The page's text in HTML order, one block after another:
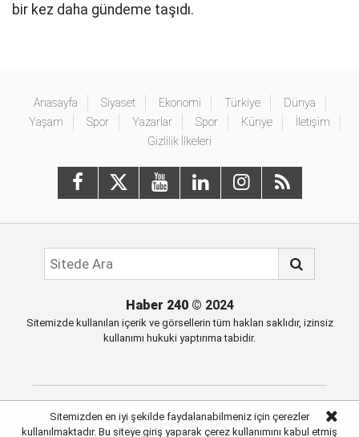
bir kez daha gündeme taşıdı.
Anasayfa Siyaset Ekonomi Türkiye
Dünya
Yaşam
Spor Yazarlar Spor Künye
İletişim
Gizlilik İlkeleri
Haber 240© 2024
Sitemizde kullanılan içerik ve görsellerin tüm hakları saklıdır, izinsiz
kullanımı hukuki yaptırıma tabidir.
Haber Portalı Yazılımı
Sitemizden en iyi şekilde faydalanabilmeniz için çerezler
kullanılmaktadır. Bu siteye giriş yaparak çerez kullanımını kabul etmiş